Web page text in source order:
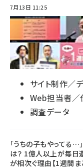
7月13日 11:25
サイト制作／
Web担当者／
調査データ
「うちの子もやってる
は？ 1億人以上が毎日
が相次ぐ理由【1週間ま